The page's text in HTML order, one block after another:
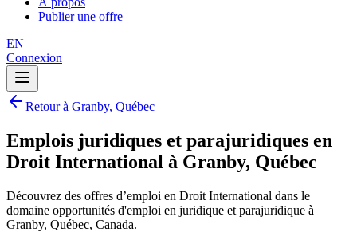
Publier une offre
EN
Connexion
Retour à Granby, Québec
Emplois juridiques et parajuridiques en
Droit International à Granby, Québec
Découvrez des offres d’emploi en Droit International dans le
domaine opportunités d'emploi en juridique et parajuridique à
Granby, Québec, Canada.